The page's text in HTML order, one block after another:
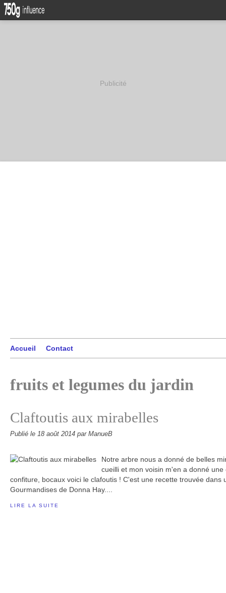
Publicité
Accueil Contact
fruits et legumes du jardin
Claftoutis aux mirabelles
Publié le 18 août 2014 par ManueB
Notre arbre nous a donné de belles
cueilli et mon voisin m'en a donné
confiture, bocaux voici le clafoutis ! C'est une recette trouvée dans
Gourmandises de Donna Hay....
LIRE LA SUITE